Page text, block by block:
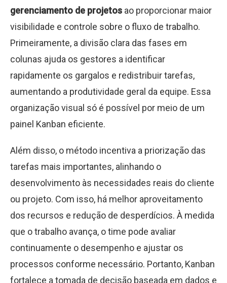
gerenciamento de projetos ao proporcionar maior
visibilidade e controle sobre o fluxo de trabalho.
Primeiramente, a divisão clara das fases em
colunas ajuda os gestores a identificar
rapidamente os gargalos e redistribuir tarefas,
aumentando a produtividade geral da equipe. Essa
organização visual só é possível por meio de um
painel Kanban eficiente.
Além disso, o método incentiva a priorização das
tarefas mais importantes, alinhando o
desenvolvimento às necessidades reais do cliente
ou projeto. Com isso, há melhor aproveitamento
dos recursos e redução de desperdícios. À medida
que o trabalho avança, o time pode avaliar
continuamente o desempenho e ajustar os
processos conforme necessário. Portanto, Kanban
fortalece a tomada de decisão baseada em dados e